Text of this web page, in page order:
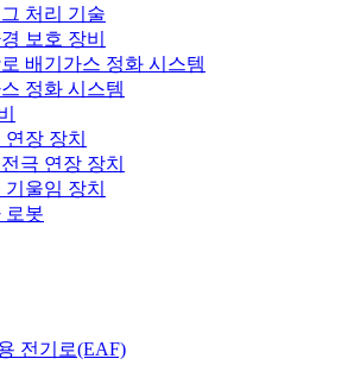
처리 기술
보호 장비
배기가스 정화 시스템
정화 시스템
장 장치
극 연장 장치
울임 장치
로봇